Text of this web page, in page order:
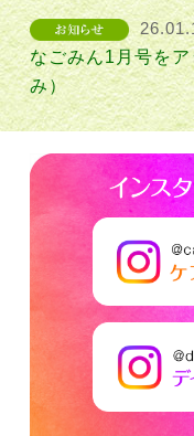
なごみん1月号を
み）